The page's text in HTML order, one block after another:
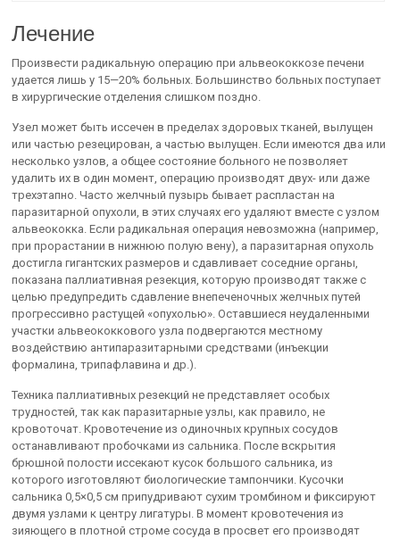
Лечение
Произвести радикальную операцию при альвеококкозе печени
удается лишь у 15—20% больных. Большинство больных поступает
в хирургические отделения слишком поздно.
Узел может быть иссечен в пределах здоровых тканей, вылущен
или частью резецирован, а частью вылущен. Если имеются два или
несколько узлов, а общее состояние больного не позволяет
удалить их в один момент, операцию производят двух- или даже
трехэтапно. Часто желчный пузырь бывает распластан на
паразитарной опухоли, в этих случаях его удаляют вместе с узлом
альвеококка. Если радикальная операция невозможна (например,
при прорастании в нижнюю полую вену), а паразитарная опухоль
достигла гигантских размеров и сдавливает соседние органы,
показана паллиативная резекция, которую производят также с
целью предупредить сдавление внепеченочных желчных путей
прогрессивно растущей «опухолью». Оставшиеся неудаленными
участки альвеококкового узла подвергаются местному
воздействию антипаразитарными средствами (инъекции
формалина, трипафлавина и др.).
Техника паллиативных резекций не представляет особых
трудностей, так как паразитарные узлы, как правило, не
кровоточат. Кровотечение из одиночных крупных сосудов
останавливают пробочками из сальника. После вскрытия
брюшной полости иссекают кусок большого сальника, из
которого изготовляют биологические тампончики. Кусочки
сальника 0,5×0,5 см припудривают сухим тромбином и фиксируют
двумя узлами к центру лигатуры. В момент кровотечения из
зияющего в плотной строме сосуда в просвет его производят